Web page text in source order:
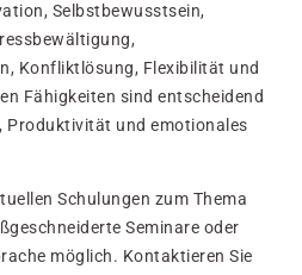
Selbstbewusstsein,
Konfliktlösung, Flexibilität und
Fähigkeiten sind entscheidend
Produktivität und emotionales
Schulungen zum Thema
Seminare oder
möglich. Kontaktieren Sie